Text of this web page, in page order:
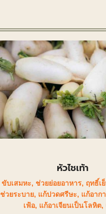
หัวไชเท้า
ขับเสมหะ, ช่วยย่อยอาหาร, ฤทธิ์เ
ช่วยระบาย, แก้ปวดศรีษะ, แก้อาก
เฟ้อ, แก้อาเจียนเป็นโลหิต,